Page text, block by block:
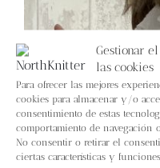
Gestionar
las cookies
Para ofrecer las mejores
cookies para almacenar y/o
consentimiento de estas
comportamiento de navegación
No consentir o retirar el
ciertas características y funciones.